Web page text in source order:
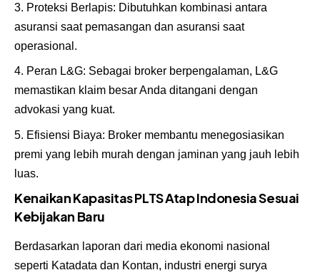
Proteksi Berlapis: Dibutuhkan kombinasi antara
asuransi saat pemasangan dan asuransi saat
operasional.
Peran L&G: Sebagai broker berpengalaman, L&G
memastikan klaim besar Anda ditangani dengan
advokasi yang kuat.
Efisiensi Biaya: Broker membantu menegosiasikan
premi yang lebih murah dengan jaminan yang jauh lebih
luas.
Kenaikan Kapasitas PLTS Atap Indonesia Sesuai
Kebijakan Baru
Berdasarkan laporan dari media ekonomi nasional
seperti Katadata dan Kontan, industri energi surya